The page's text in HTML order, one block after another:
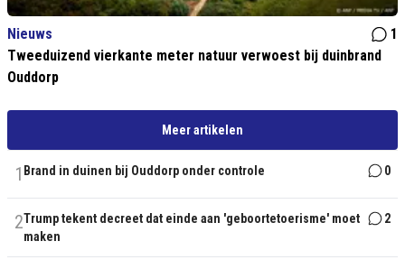
Nieuws
1
Tweeduizend vierkante meter natuur verwoest bij duinbrand
Ouddorp
Meer artikelen
1 Brand in duinen bij Ouddorp onder controle 0
2Trump tekent decreet dat einde aan 'geboortetoerisme' moet
maken
2